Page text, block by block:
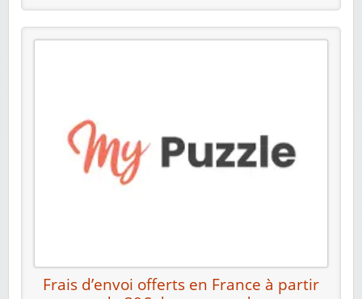
Frais d’envoi offerts en France à partir